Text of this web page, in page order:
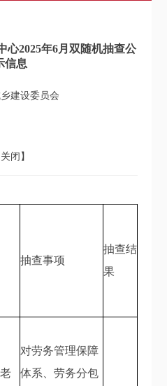
心2025年6月双随机抽查公
信息
建设委员会
关闭】
抽查事项
抽查结
果
对劳务管理保障
体系、劳务分包